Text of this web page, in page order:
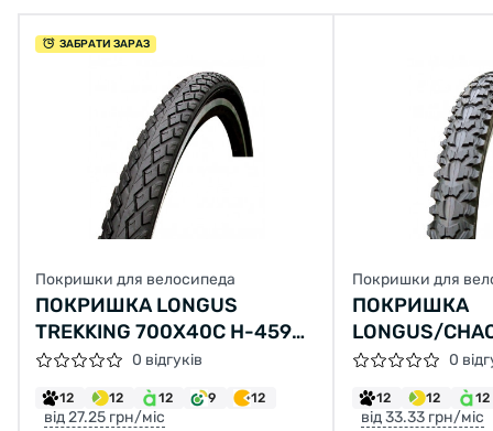
ЗАБРАТИ ЗАРАЗ
Покришки для велосипеда
ПОКРИШКА LONGUS
TREKKING 700X40C H-459
(42-622)
0 відгуків
12 12 12 9 12
від 27.25 грн/міс
Покришки для
ПОКРИШКА
LONGUS/
Н-554 (47-
0
12 12 12
від 33.33 грн/міс